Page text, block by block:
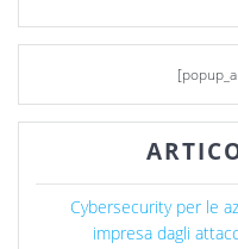
Cybersecurity per le
impresa dagli